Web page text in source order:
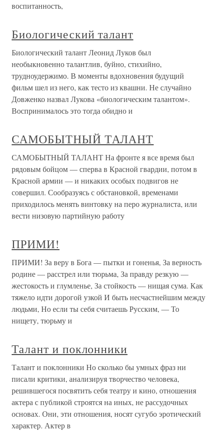
воспитанность,
Биологический талант
Биологический талант Леонид Луков был
необыкновенно талантлив, буйно, стихийно,
трудноудержимо. В моменты вдохновения будущий
фильм шел из него, как тесто из квашни. Не случайно
Довженко назвал Лукова «биологическим талантом».
Воспринималось это тогда обидно и
САМОБЫТНЫЙ ТАЛАНТ
САМОБЫТНЫЙ ТАЛАНТ На фронте я все время был
рядовым бойцом — сперва в Красной гвардии, потом в
Красной армии — и никаких особых подвигов не
совершил. Сообразуясь с обстановкой, временами
приходилось менять винтовку на перо журналиста, или
вести низовую партийную работу
ПРИМИ!
ПРИМИ! За веру в Бога — пытки и гоненья, За верность
родине — расстрел или тюрьма, За правду резкую —
жестокость и глумленье, За стойкость — нищая сума. Как
тяжело идти дорогой узкой И быть несчастнейшим между
людьми, Но если ты себя считаешь Русским, — То
нищету, тюрьму и
Талант и поклонники
Талант и поклонники Но сколько бы умных фраз ни
писали критики, анализируя творчество человека,
решившегося посвятить себя театру и кино, отношения
актера с публикой строятся на иных, не рассудочных
основах. Они, эти отношения, носят сугубо эротический
характер. Актер в